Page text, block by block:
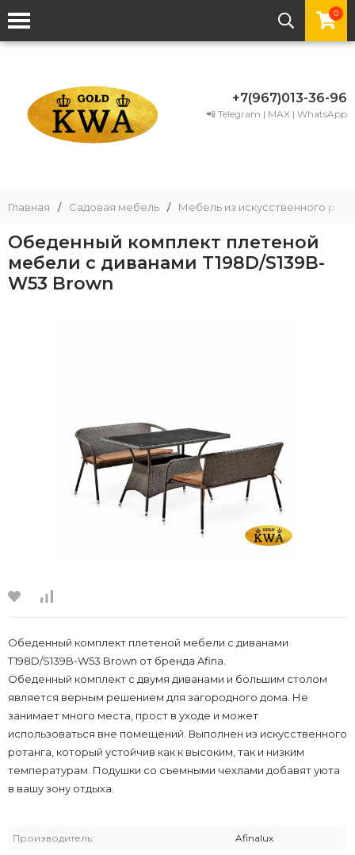
0
+7(967)013-36-96
📲 Telegram | MAX | WhatsApp
Главная / Садовая мебель / Мебель из искусственного
Обеденный комплект плетеной
мебели с диванами T198D/S139B-
W53 Brown
Обеденный комплект плетеной мебели с диванами
T198D/S139B-W53 Brown от бренда Afina.
Обеденный комплект с двумя диванами и большим столом
является верным решением для загородного дома. Не
занимает много места, прост в уходе и может
использоваться вне помещений. Выполнен из искусственного
ротанга, который устойчив как к высоким, так и низким
температурам. Подушки со съемными чехлами добавят уюта
в вашу зону отдыха.
Производитель: Afinalux